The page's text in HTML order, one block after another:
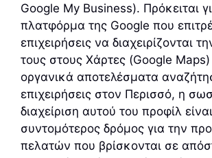
Google My Business). Πρόκειται
πλατφόρμα της Google που
επιχειρήσεις να διαχειρίζονται
τους στους Χάρτες (Google
οργανικά αποτελέσματα
επιχειρήσεις στον Περισσό, η
διαχείριση αυτού του προφίλ
συντομότερος δρόμος για την
πελατών που βρίσκονται σε